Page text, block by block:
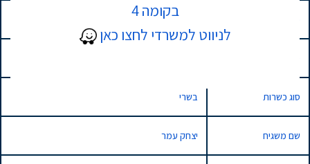
בקומה 4
לניווט למשרדי לחצו כאן
1 משה הס, נתניה, Israel
סוג כשרות בשרי
שם משגיח יצחק עמר